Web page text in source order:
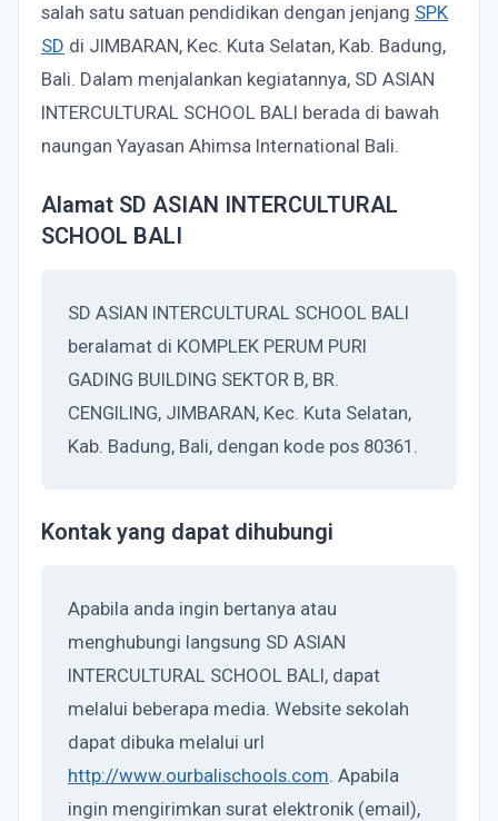
salah satu satuan pendidikan dengan jenjang SPK
SD di JIMBARAN, Kec. Kuta Selatan, Kab. Badung,
Bali. Dalam menjalankan kegiatannya, SD ASIAN
INTERCULTURAL SCHOOL BALI berada di bawah
naungan Yayasan Ahimsa International Bali.
Alamat SD ASIAN INTERCULTURAL
SCHOOL BALI
SD ASIAN INTERCULTURAL SCHOOL BALI
beralamat di KOMPLEK PERUM PURI
GADING BUILDING SEKTOR B, BR.
CENGILING, JIMBARAN, Kec. Kuta Selatan,
Kab. Badung, Bali, dengan kode pos 80361.
Kontak yang dapat dihubungi
Apabila anda ingin bertanya atau
menghubungi langsung SD ASIAN
INTERCULTURAL SCHOOL BALI, dapat
melalui beberapa media. Website sekolah
dapat dibuka melalui url
http://www.ourbalischools.com. Apabila
ingin mengirimkan surat elektronik (email),